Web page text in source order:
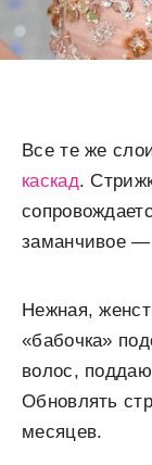
Все те же
каскад.
заманчивое
Нежная,
«бабочка»
волос,
Обновлять
месяцев.